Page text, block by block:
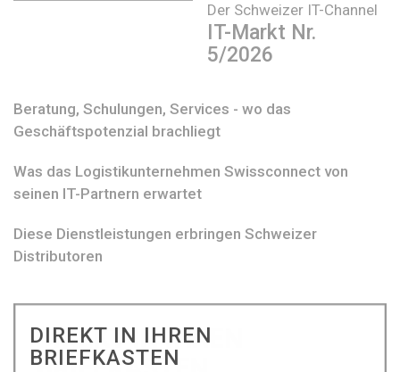
Der Schweizer IT-Channel
IT-Markt Nr.
5/2026
Beratung, Schulungen, Services - wo das
Geschäftspotenzial brachliegt
Was das Logistikunternehmen Swissconnect von
seinen IT-Partnern erwartet
Diese Dienstleistungen erbringen Schweizer
Distributoren
DIREKT IN IHREN
BRIEFKASTEN